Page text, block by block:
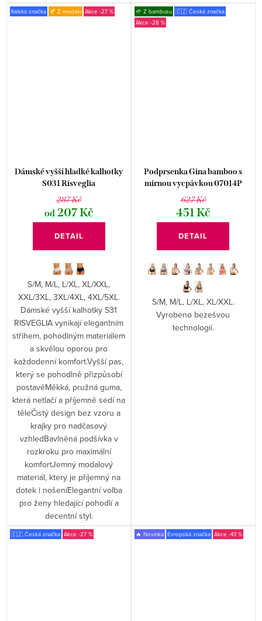
Italská značka 🍂 Z modalu -27 %
Dámské vyšší hladké kalhotky
S031 Risveglia
287 Kč
od 207 Kč
DETAIL
S/M, M/L, L/XL, XL/XXL,
XXL/3XL, 3XL/4XL, 4XL/5XL.
Dámské vyšší kalhotky S31
RISVEGLIA vynikají elegantním
střihem, pohodlným materiálem
a skvělou oporou pro
každodenní komfort.Vyšší pas,
který se pohodlně přizpůsobí
postavěMěkká, pružná guma,
která netlačí a příjemně sedí na
těleČistý design bez vzoru a
krajky pro nadčasový
vzhledBavlněná podšívka v
rozkroku pro maximální
komfortJemný modalový
materiál, který je příjemný na
dotek i nošeníElegantní volba
pro ženy hledající pohodlí a
decentní styl.
🌱 Z bambusu 🇨🇿 Česká značka
-28 %
Podprsenka Gina bamboo s
mírnou vycpávkou 07014P
627 Kč
451 Kč
DETAIL
S/M, M/L, L/XL, XL/XXL.
Vyrobeno bezešvou
technologií.
🇨🇿 Česká značka -27 % 🔥 Novinka Evropská značka -43 %